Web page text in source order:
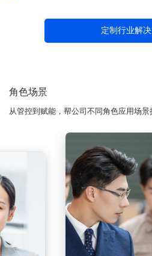
定制行业解
角色场景
从管控到赋能，帮公司不同角色应用场景